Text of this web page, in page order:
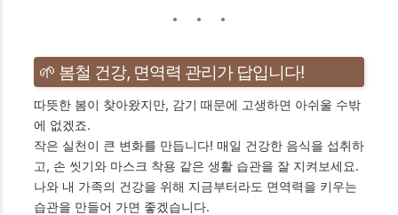
🌱 봄철 건강, 면역력 관리가 답입니다!
따뜻한 봄이 찾아왔지만, 감기 때문에 고생하면 아쉬울 수밖
에 없겠죠.
작은 실천이 큰 변화를 만듭니다! 매일 건강한 음식을 섭취하
고, 손 씻기와 마스크 착용 같은 생활 습관을 잘 지켜보세요.
나와 내 가족의 건강을 위해 지금부터라도 면역력을 키우는
습관을 만들어 가면 좋겠습니다.